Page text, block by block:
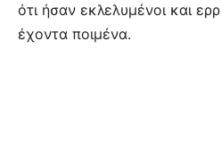
ότι ήσαν εκλελυμένοι και
έχοντα ποιμένα.